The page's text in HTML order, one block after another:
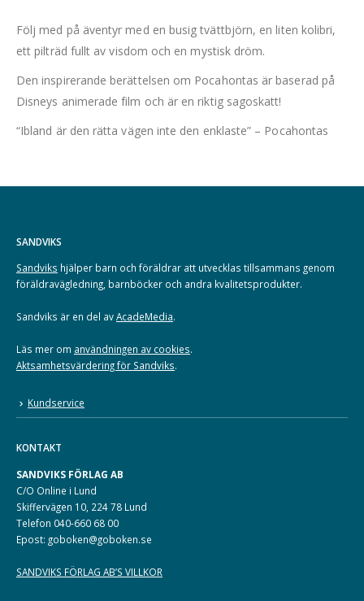
Följ med på äventyr med en busig tvättbjörn, en liten kolibri,
ett pilträd fullt av visdom och en mystisk dröm.
Den inspirerande berättelsen om Pocahontas är baserad på
Disneys animerade film och är en riktig sagoskatt!
“Ibland är den rätta vägen inte den enklaste” – Pocahontas
SANDVIKS
Sandviks hjälper barn och föräldrar att utvecklas tillsammans genom
föräldravägledning, barnböcker och andra kvalitetsprodukter.
Sandviks är en del avAcadeMedia.
Läs mer om användningen av cookies.
Aktsamhetsvärdering för Sandviks.
Kundservice
KONTAKT
SANDVIKS FÖRLAG AB
C/O Online i Lund
Skiffervägen 10, 224 78 Lund
Telefon 040-660 68 00
Epost: goboken@goboken.se
SANDVIKS FÖRLAG AB’S VILLKOR